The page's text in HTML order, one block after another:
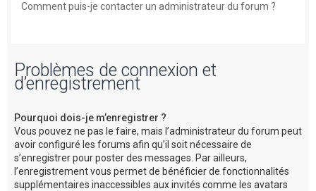
Comment puis-je contacter un administrateur du forum ?
Problèmes de connexion et
d’enregistrement
Pourquoi dois-je m’enregistrer ?
Vous pouvez ne pas le faire, mais l’administrateur du forum peut
avoir configuré les forums afin qu’il soit nécessaire de
s’enregistrer pour poster des messages. Par ailleurs,
l’enregistrement vous permet de bénéficier de fonctionnalités
supplémentaires inaccessibles aux invités comme les avatars